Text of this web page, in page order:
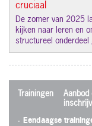
cruciaal
De zomer van 2025
kijken naar leren en
structureel onderdeel
Trainingen
Aanbod
Eendaagse